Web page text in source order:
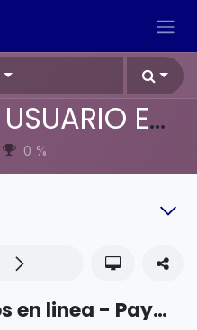
MANUALES DE USUARIO EN ESPAÑOL ODOO 19
0 %
FINANZAS - Pagos en linea - Paymob